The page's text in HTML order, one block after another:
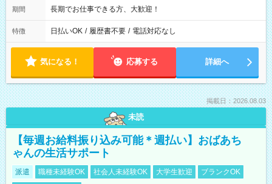
期間 長期でお仕事できる方、大歓迎！
特徴 日払いOK / 履歴書不要 / 電話対応なし
気になる！ 応募する 詳細へ
掲載日：2026.08.03
未読
【毎週お給料振り込み可能＊週払い】おばあち
ゃんの生活サポート
派遣 職種未経験OK 社会人未経験OK 大学生歓迎
ブランクOK